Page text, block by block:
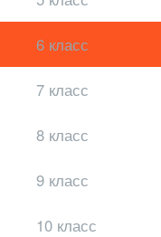
6 класс
7 класс
8 класс
9 класс
10 класс